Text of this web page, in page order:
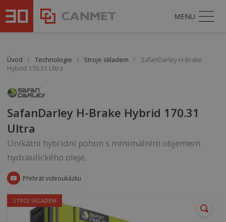
MENU
Úvod / Technologie / Stroje skladem /
SafanDarley H-Brake
Hybrid 170.31 Ultra
SafanDarley H-Brake Hybrid 170.31
Ultra
Unikátní hybridní pohon s minimálním objemem
hydraulického oleje.
Přehrát videoukázku
STROJ SKLADEM